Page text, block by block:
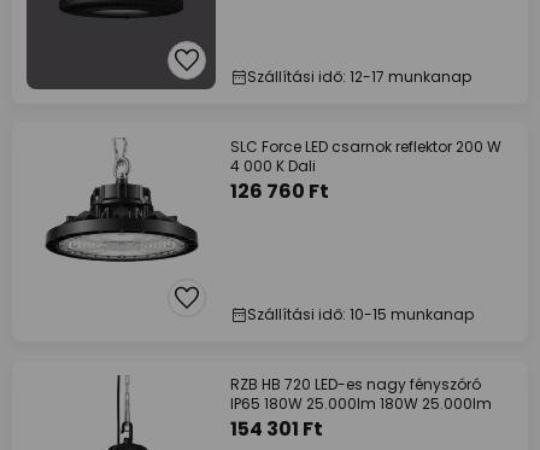
Szállítási idő: 12-17 munkanap
SLC Force LED csarnok reflektor 200 W
4 000 K Dali
126 760 Ft
Szállítási idő: 10-15 munkanap
RZB HB 720 LED-es nagy fényszóró
IP65 180W 25.000lm 180W 25.000lm
154 301 Ft